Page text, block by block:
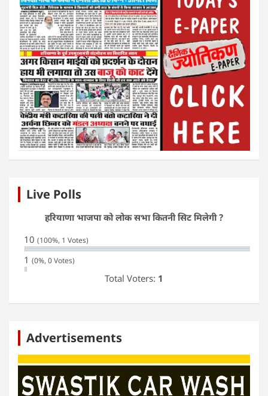
Live Polls
हरियाणा भाजपा को लोक सभा कितनी सिट मिलेगी ?
10 (100%, 1 Votes)
1 (0%, 0 Votes)
Total Voters: 1
Advertisements